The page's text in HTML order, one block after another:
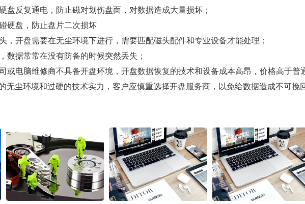
盘反复通电，防止磁对划伤盘面，对数据造成大量损坏；
硬盘，防止盘片二次损坏
，开盘需要在无尘环境下进行，需要匹配磁头配件和专业设备才能处理；
数据常常在没有防备的时候突然丢失；
或电脑维修商不具备开盘环境，开盘数据恢复的技术和设备成本高昂，价格高于普
无尘环境和过硬的技术实力，客户应慎重选择开盘服务商，以免给数据造成不可挽